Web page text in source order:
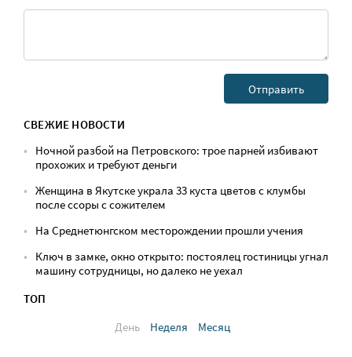
СВЕЖИЕ НОВОСТИ
Ночной разбой на Петровского: трое парней избивают
прохожих и требуют деньги
Женщина в Якутске украла 33 куста цветов с клумбы
после ссоры с сожителем
На Среднетюнгском месторождении прошли учения
Ключ в замке, окно открыто: постоялец гостиницы угнал
машину сотрудницы, но далеко не уехал
ТОП
День
Неделя Месяц